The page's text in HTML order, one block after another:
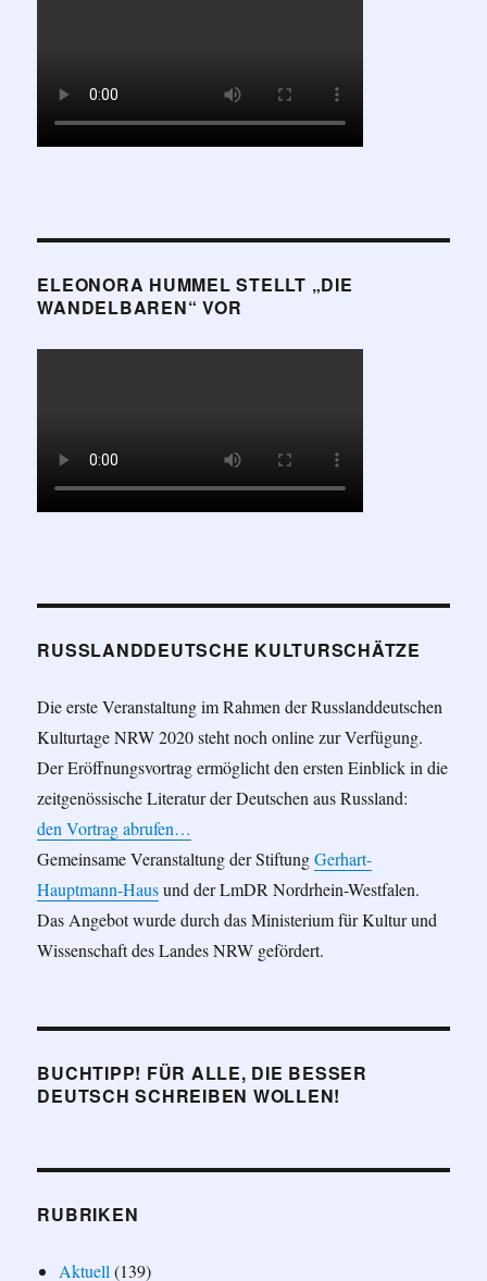
ELEONORA HUMMEL STELLT „DIE
WANDELBAREN“ VOR
RUSSLANDDEUTSCHE KULTURSCHÄTZE
Die erste Veranstaltung im Rahmen der Russlanddeutschen
Kulturtage NRW 2020 steht noch online zur Verfügung.
Der Eröffnungsvortrag ermöglicht den ersten Einblick in die
zeitgenössische Literatur der Deutschen aus Russland:
den Vortrag abrufen…
Gemeinsame Veranstaltung der StiftungGerhart-
Hauptmann-Hausund der LmDR Nordrhein-Westfalen.
Das Angebot wurde durch das Ministerium für Kultur und
Wissenschaft des Landes NRW gefördert.
BUCHTIPP! FÜR ALLE, DIE BESSER
DEUTSCH SCHREIBEN WOLLEN!
RUBRIKEN
Aktuell (139)